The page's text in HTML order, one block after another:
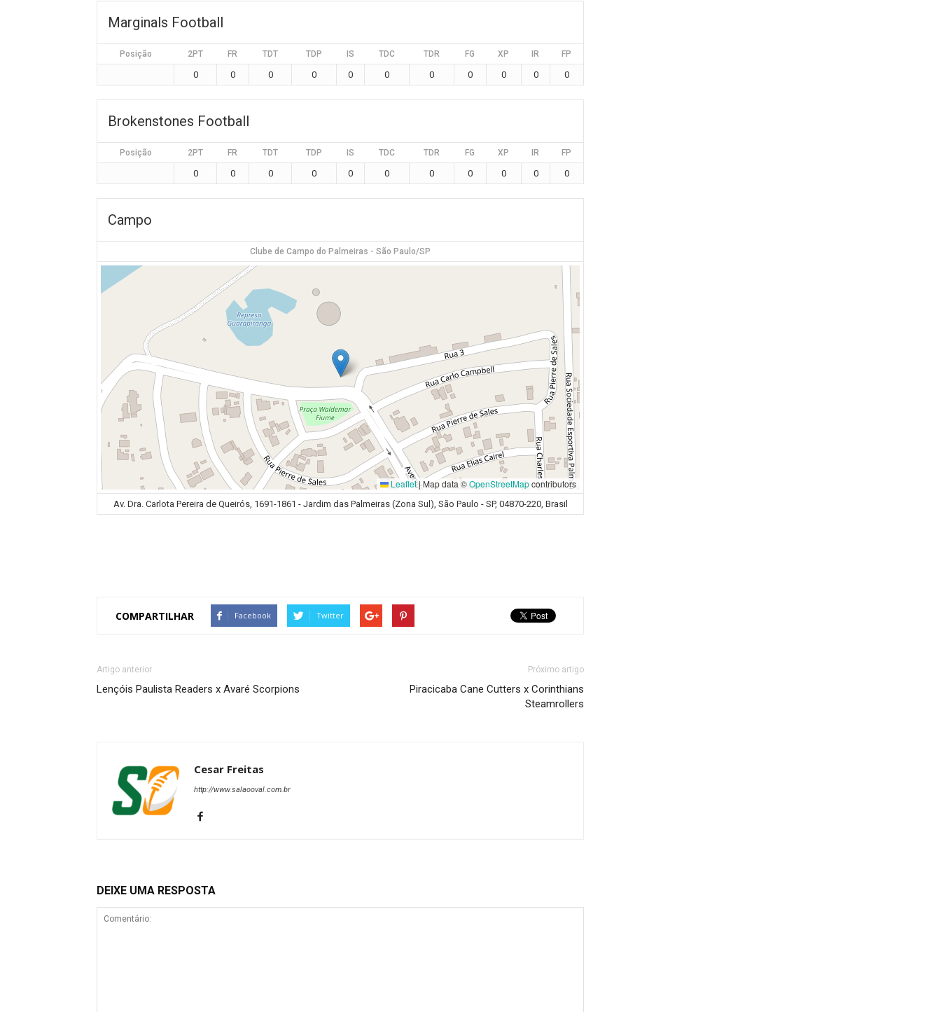
Marginals Football
Posição 2PT FR TDT TDP IS TDC TDR FG XP IR FP
0 0 0 0 0 0 0 0 0 0 0
Brokenstones Football
Posição 2PT FR TDT TDP IS TDC TDR FG XP IR FP
0 0 0 0 0 0 0 0 0 0 0
Campo
Clube de Campo do Palmeiras - São Paulo/SP
Leaflet|Map data ©OpenStreetMapcontributors
Av. Dra. Carlota Pereira de Queirós, 1691-1861 - Jardim das Palmeiras (Zona Sul), São Paulo - SP, 04870-220, Brasil
COMPARTILHAR Facebook Twitter
Artigo anterior
Lençóis Paulista Readers x Avaré Scorpions
Próximo artigo
Piracicaba Cane Cutters x Corinthians
Steamrollers
Cesar Freitas
http://www.salaooval.com.br
DEIXE UMA RESPOSTA